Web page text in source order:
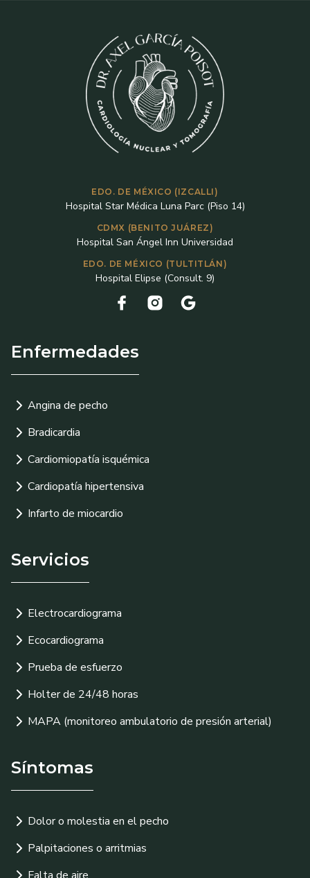
EDO. DE MÉXICO (IZCALLI)
Hospital Star Médica Luna Parc (Piso 14)
CDMX (BENITO JUÁREZ)
Hospital San Ángel Inn Universidad
EDO. DE MÉXICO (TULTITLÁN)
Hospital Elipse (Consult. 9)
Enfermedades
Angina de pecho
Bradicardia
Cardiomiopatía isquémica
Cardiopatía hipertensiva
Infarto de miocardio
Servicios
Electrocardiograma
Ecocardiograma
Prueba de esfuerzo
Holter de 24/48 horas
MAPA (monitoreo ambulatorio de presión arterial)
Síntomas
Dolor o molestia en el pecho
Palpitaciones o arritmias